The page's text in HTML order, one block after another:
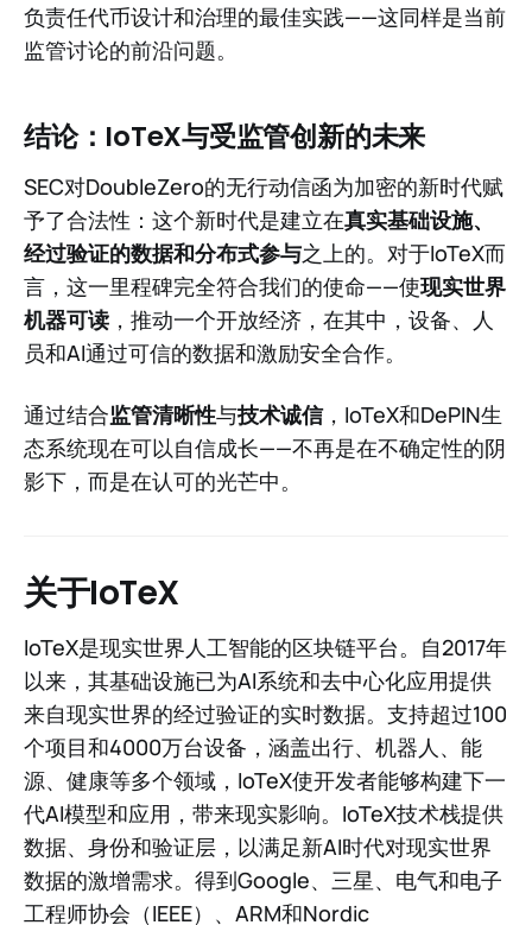
负责任代币设计和治理的最佳实践——这同样是当前
监管讨论的前沿问题。
结论：IoTeX与受监管创新的未来
SEC对DoubleZero的无行动信函为加密的新时代赋
予了合法性：这个新时代是建立在真实基础设施、
经过验证的数据和分布式参与之上的。对于IoTeX而
言，这一里程碑完全符合我们的使命——使现实世界
机器可读 ，推动一个开放经济，在其中，设备、人
员和AI通过可信的数据和激励安全合作。
通过结合监管清晰性与技术诚信，IoTeX和DePIN生
态系统现在可以自信成长——不再是在不确定性的阴
影下，而是在认可的光芒中。
关于IoTeX
IoTeX是现实世界人工智能的区块链平台。自2017年
以来，其基础设施已为AI系统和去中心化应用提供
来自现实世界的经过验证的实时数据。支持超过100
个项目和4000万台设备，涵盖出行、机器人、能
源、健康等多个领域，IoTeX使开发者能够构建下一
代AI模型和应用，带来现实影响。IoTeX技术栈提供
数据、身份和验证层，以满足新AI时代对现实世界
数据的激增需求。得到Google、三星、电气和电子
工程师协会（IEEE）、ARM和Nordic